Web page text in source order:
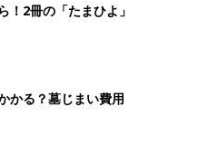
！2冊の「たまひよ」
かる？墓じまい費用